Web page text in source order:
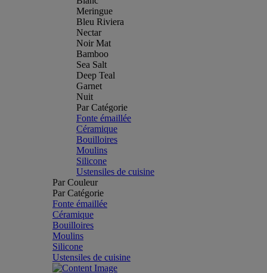
Meringue
Bleu Riviera
Nectar
Noir Mat
Bamboo
Sea Salt
Deep Teal
Garnet
Nuit
Par Catégorie
Fonte émaillée
Céramique
Bouilloires
Moulins
Silicone
Ustensiles de cuisine
Par Couleur
Par Catégorie
Fonte émaillée
Céramique
Bouilloires
Moulins
Silicone
Ustensiles de cuisine